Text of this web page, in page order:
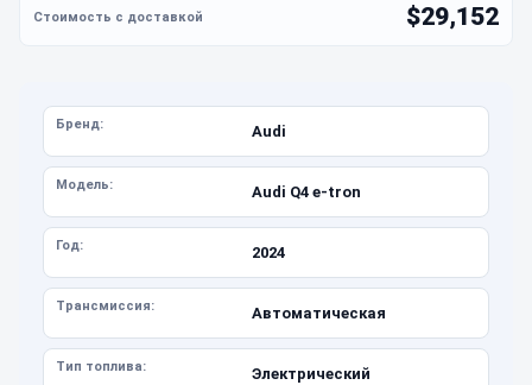
$29,152
Бренд: Audi
Модель: Audi Q4 e-tron
Год: 2024
Трансмиссия: Автоматическая
Тип топлива: Электрический